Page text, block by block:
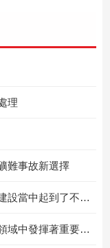
理
難事故新選擇
好色先生软件免费下载在當前的城市建設當中起到了不小的作用
車載防爆攝像機在易燃易爆物質運輸領域中發揮著重要的安全監控作用